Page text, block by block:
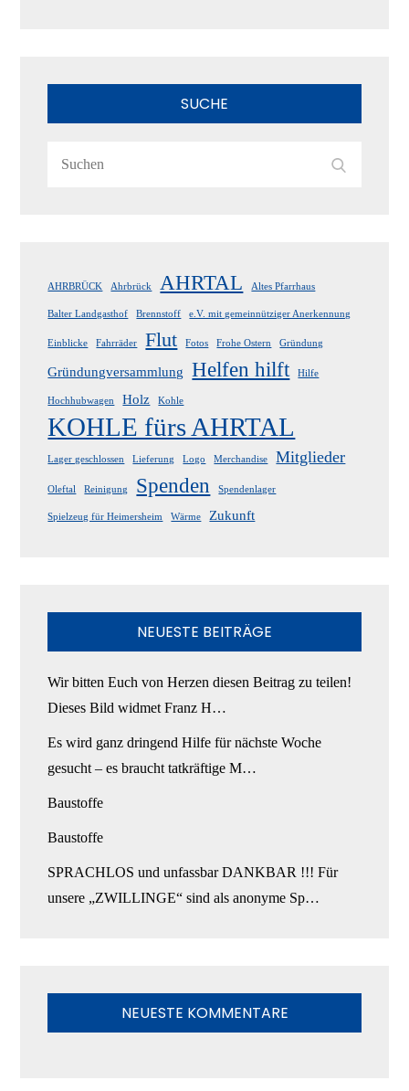
SUCHE
AHRBRÜCK Ahrbrück AHRTAL Altes Pfarrhaus
Balter Landgasthof Brennstoff e.V. mit gemeinnütziger Anerkennung
Einblicke Fahrräder Flut Fotos Frohe Ostern Gründung
Gründungversammlung Helfen hilft Hilfe
Hochhubwagen Holz Kohle
KOHLE fürs AHRTAL
Lager geschlossen Lieferung Logo Merchandise Mitglieder
Oleftal Reinigung Spenden Spendenlager
Spielzeug für Heimersheim Wärme Zukunft
NEUESTE BEITRÄGE
Wir bitten Euch von Herzen diesen Beitrag zu teilen!
Dieses Bild widmet Franz H…
Es wird ganz dringend Hilfe für nächste Woche
gesucht – es braucht tatkräftige M…
Baustoffe
Baustoffe
SPRACHLOS und unfassbar DANKBAR !!! Für
unsere „ZWILLINGE“ sind als anonyme Sp…
NEUESTE KOMMENTARE